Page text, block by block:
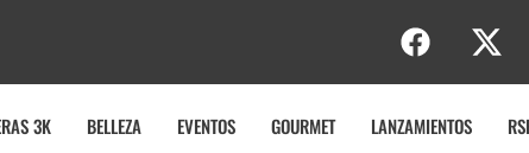
3K BELLEZA EVENTOS GOURMET LANZAMIENTOS